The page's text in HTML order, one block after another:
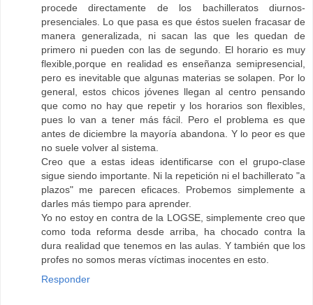
procede directamente de los bachilleratos diurnos-
presenciales. Lo que pasa es que éstos suelen fracasar de
manera generalizada, ni sacan las que les quedan de
primero ni pueden con las de segundo. El horario es muy
flexible,porque en realidad es enseñanza semipresencial,
pero es inevitable que algunas materias se solapen. Por lo
general, estos chicos jóvenes llegan al centro pensando
que como no hay que repetir y los horarios son flexibles,
pues lo van a tener más fácil. Pero el problema es que
antes de diciembre la mayoría abandona. Y lo peor es que
no suele volver al sistema.
Creo que a estas ideas identificarse con el grupo-clase
sigue siendo importante. Ni la repetición ni el bachillerato "a
plazos" me parecen eficaces. Probemos simplemente a
darles más tiempo para aprender.
Yo no estoy en contra de la LOGSE, simplemente creo que
como toda reforma desde arriba, ha chocado contra la
dura realidad que tenemos en las aulas. Y también que los
profes no somos meras víctimas inocentes en esto.
Responder